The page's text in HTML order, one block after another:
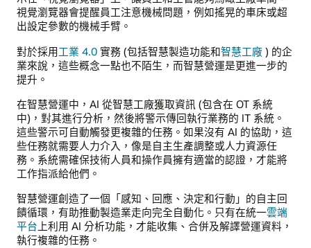
視覺瀏覽器會提醒員工注意機械問題，例如搖晃的車床或超
出設定參數的機械手臂。
對於採用工業 4.0 實務 (包括智慧製造功能和智慧工廠 ) 的企
業來說，這些概念一點也不陌生，而智慧營運是更進一步的
提升。
在智慧營運中，AI 從智慧工廠獲取資訊 (包含在 OT 系統
中)，對其進行分析，然後將警示傳回執行業務的 IT 系統。
這些警示可自動觸發更複雜的任務。如果沒有 AI 的協助，這
些任務就需要人力介入，像是自主生產調整或人力資源任
務。系統需確保技術人員和操作員擁有適當的認證，才能將
工作指派給他們。
智慧營運創造了一個「感知、回應、決定和行動」的自主回
饋循環，有助推動製造業走向完全自動化。只有在統一雲端
平台上利用 AI 分析功能，才能收集、合併及解譯營運資料，
執行複雜的任務。